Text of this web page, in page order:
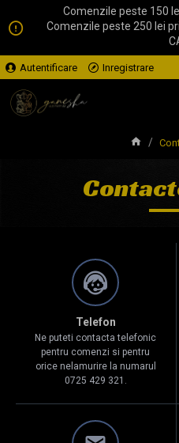
Comenzile peste 150
Comenzile peste 250 lei
Autentificare Inregistrare
Telefon
Ne puteti contacta telefonic
pentru comenzi si pentru
orice nelamurire la numarul
0725 429 321.